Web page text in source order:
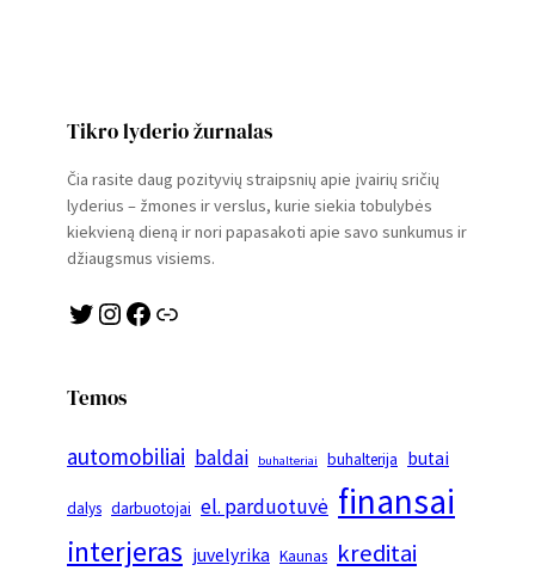
Tikro lyderio žurnalas
Čia rasite daug pozityvių straipsnių apie įvairių sričių
lyderius – žmones ir verslus, kurie siekia tobulybės
kiekvieną dieną ir nori papasakoti apie savo sunkumus ir
džiaugsmus visiems.
Twitter Instagram Facebook Link
Temos
automobiliai baldai buhalteriai buhalterija butai
dalys darbuotojai el. parduotuvė finansai
interjeras juvelyrika Kaunas kreditai